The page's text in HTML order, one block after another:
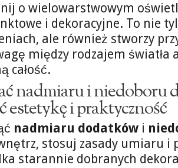
o wielowarstwowym
i dekoracyjne. To nie
ale również stworzy
między rodzajem światła
całość.
nadmiaru i niedoboru
estetykę i praktyczność
nadmiaru dodatków i
stosuj zasady umiaru i
starannie dobranych